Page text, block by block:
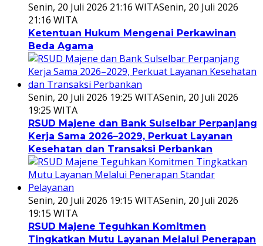
Senin, 20 Juli 2026 21:16 WITASenin, 20 Juli 2026
21:16 WITA
Ketentuan Hukum Mengenai Perkawinan
Beda Agama
Senin, 20 Juli 2026 19:25 WITASenin, 20 Juli 2026
19:25 WITA
RSUD Majene dan Bank Sulselbar Perpanjang
Kerja Sama 2026–2029, Perkuat Layanan
Kesehatan dan Transaksi Perbankan
Senin, 20 Juli 2026 19:15 WITASenin, 20 Juli 2026
19:15 WITA
RSUD Majene Teguhkan Komitmen
Tingkatkan Mutu Layanan Melalui Penerapan